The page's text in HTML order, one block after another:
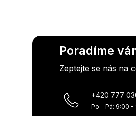
Poradíme
Zeptejte se nás na
+420 777
Po - Pá: 9:00 -